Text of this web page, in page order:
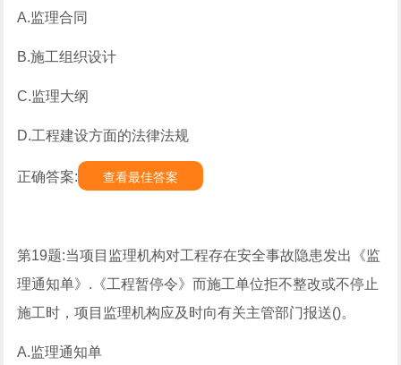
A.监理合同
B.施工组织设计
C.监理大纲
D.工程建设方面的法律法规
正确答案: 查看最佳答案
第19题:当项目监理机构对工程存在安全事故隐患发出《监
理通知单》.《工程暂停令》而施工单位拒不整改或不停止
施工时，项目监理机构应及时向有关主管部门报送()。
A.监理通知单